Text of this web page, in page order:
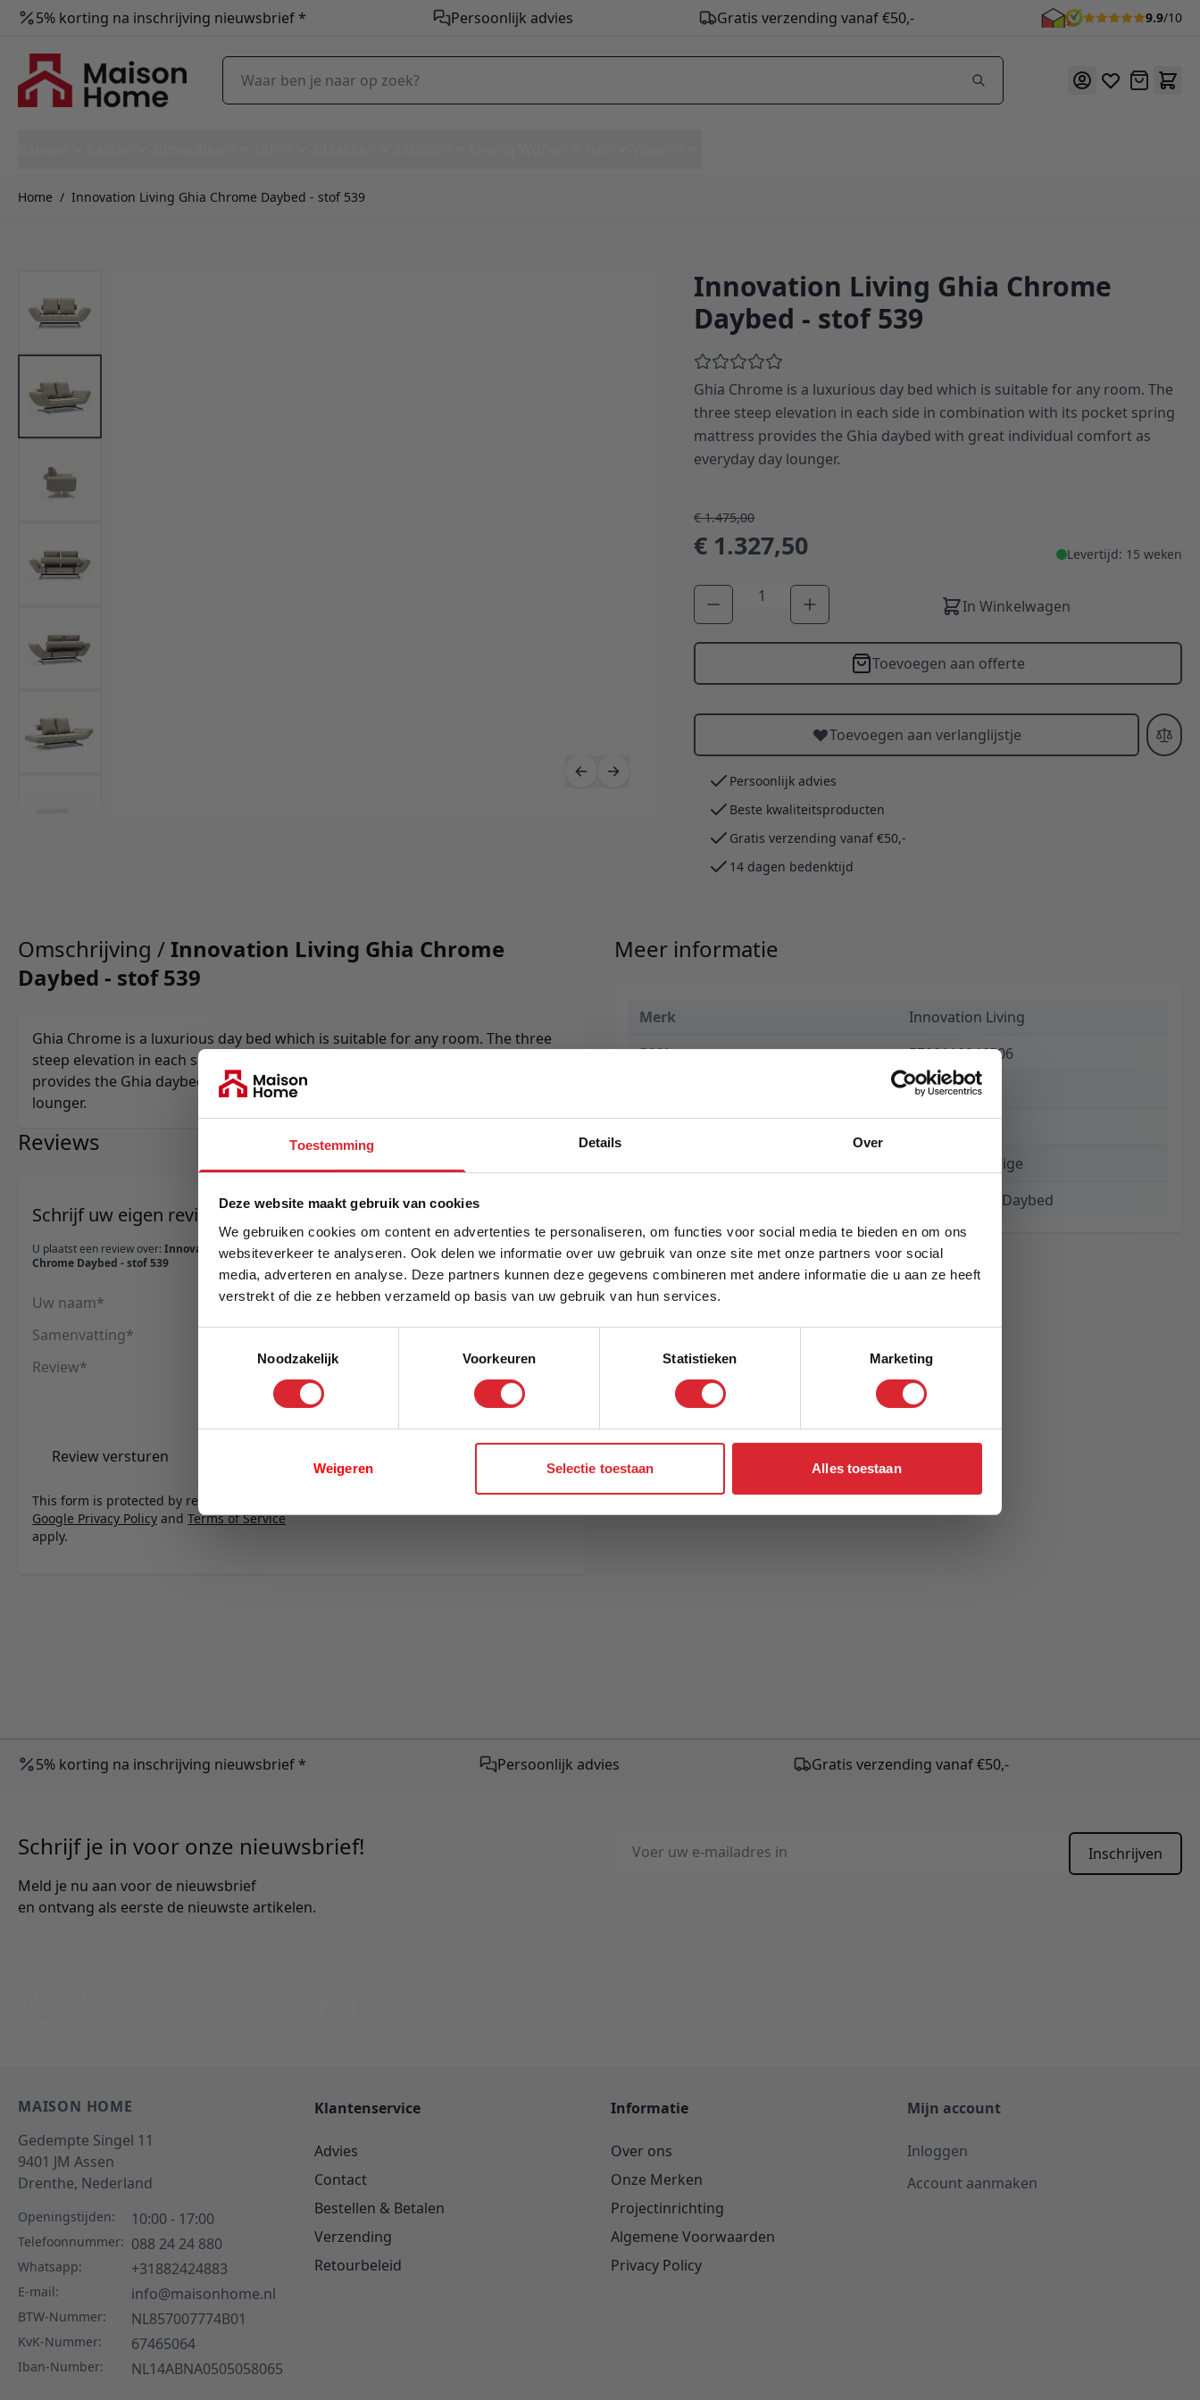
Toestemming Details Over
Deze website maakt gebruik van cookies
We gebruiken cookies om content en advertenties te personaliseren, om functies voor social media te bieden en om ons
websiteverkeer te analyseren. Ook delen we informatie over uw gebruik van onze site met onze partners voor social
media, adverteren en analyse. Deze partners kunnen deze gegevens combineren met andere informatie die u aan ze heeft
verstrekt of die ze hebben verzameld op basis van uw gebruik van hun services.
Noodzakelijk
Voorkeuren Statistieken Marketing
Weigeren Selectie toestaan Alles toestaan
5% korting na inschrijving nieuwsbrief * Persoonlijk advies Gratis verzending vanaf €50,- 9.9/10
Offerte
Waar ben je naar op zoek?
Home / Innovation Living Ghia Chrome Daybed - stof 539
Innovation Living Ghia Chrome Daybed - stof 539
Innovation Living Ghia Chrome
Daybed - stof 539
Ghia Chrome is a luxurious day bed which is suitable for any room. The
three steep elevation in each side in combination with its pocket spring
mattress provides the Ghia daybed with great individual comfort as
everyday day lounger.
€ 1.475,00
€ 1.327,50 Levertijd: 15 weken
Aantal
In Winkelwagen
Toevoegen aan offerte
Toevoegen aan verlanglijstje
Persoonlijk advies
Beste kwaliteitsproducten
Gratis verzending vanaf €50,-
14 dagen bedenktijd
Omschrijving /Innovation Living Ghia Chrome
Daybed - stof 539
Ghia Chrome is a luxurious day bed which is suitable for any room. The three
steep elevation in each side in combination with its pocket spring mattress
provides the Ghia daybed with great individual comfort as everyday day
lounger.
Reviews
Schrijf uw eigen review
U plaatst een review over: Innovation Living Ghia
Chrome Daybed - stof 539
Uw naam
Samenvatting
Review
Review versturen
This form is protected by reCAPTCHA - the
Google Privacy Policy and Terms of Service
apply.
Meer informatie
Merk
Innovation Living
EAN
5700110946506
€ 1.475,00
539 Bouclé Beige
Ghia Chrome Daybed
5% korting na inschrijving nieuwsbrief * Persoonlijk advies Gratis verzending vanaf €50,-
Schrijf je in voor onze nieuwsbrief!
Meld je nu aan voor de nieuwsbrief
en ontvang als eerste de nieuwste artikelen.
E-mailadres
Inschrijven
MAISON HOME
Gedempte Singel 11
9401 JM Assen
Drenthe, Nederland
Openingstijden: 10:00 - 17:00
Telefoonnummer: 088 24 24 880
Whatsapp: +31882424883
E-mail: info@maisonhome.nl
BTW-Nummer: NL857007774B01
KvK-Nummer: 67465064
Iban-Number: NL14ABNA0505058065
Klantenservice
Advies
Contact
Bestellen & Betalen
Verzending
Retourbeleid
Informatie
Over ons
Onze Merken
Projectinrichting
Algemene Voorwaarden
Privacy Policy
Mijn account
Inloggen
Account aanmaken
5% Korting
Schrijf je in en ontvang direct een kortingscode